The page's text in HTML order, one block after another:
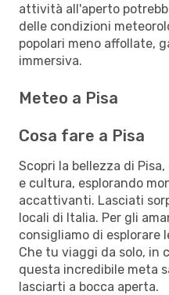
attività all'aperto
delle condizioni
popolari meno affollate,
immersiva.
Meteo a Pisa
Cosa fare a Pisa
Scopri la bellezza di
e cultura, esplorando
accattivanti. Lasciati
locali di Italia. Per gli
consigliamo di esplorare
Che tu viaggi da solo, in
questa incredibile meta
lasciarti a bocca aperta.